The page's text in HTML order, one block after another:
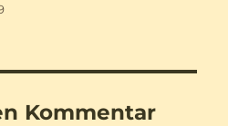
Kommentar